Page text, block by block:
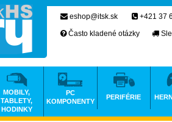
eshop@itsk.sk +421 37
Často kladené otázky
MOBILY,
TABLETY,
HODINKY
PC
KOMPONENTY
PERIFÉRIE